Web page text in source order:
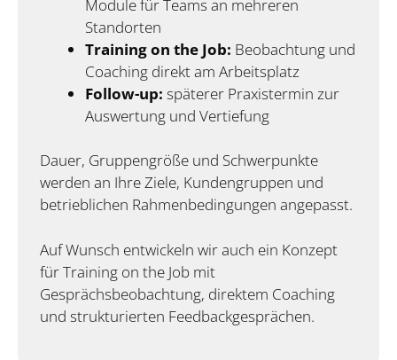
Module für Teams an mehreren
Standorten
Training on the Job: Beobachtung und
Coaching direkt am Arbeitsplatz
Follow-up: späterer Praxistermin zur
Auswertung und Vertiefung
Dauer, Gruppengröße und Schwerpunkte
werden an Ihre Ziele, Kundengruppen und
betrieblichen Rahmenbedingungen angepasst.
Auf Wunsch entwickeln wir auch ein Konzept
für Training on the Job mit
Gesprächsbeobachtung, direktem Coaching
und strukturierten Feedbackgesprächen.